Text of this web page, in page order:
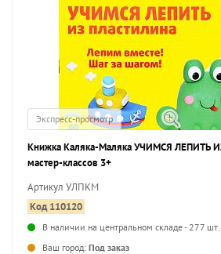
Экспресс-просмотр
Книжка Каляка-Маляка УЧИМСЯ ЛЕПИТЬ
мастер-классов 3+
Артикул УЛПКМ
Код 110120
В наличии на центральном складе - 277 шт.
Ваш город: Под заказ